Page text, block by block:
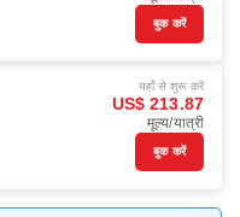
बुक करें
यहाँ से शुरू करें
US$ 213.87
मूल्य/यात्री
बुक करें